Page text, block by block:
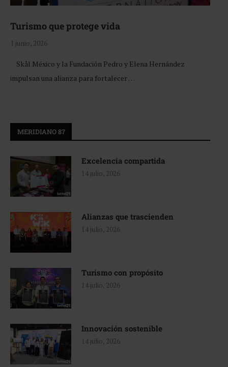
Turismo que protege vida
1 junio, 2026
Skål México y la Fundación Pedro y Elena Hernández
impulsan una alianza para fortalecer …
MERIDIANO 87
Excelencia compartida
14 julio, 2026
Alianzas que trascienden
14 julio, 2026
Turismo con propósito
14 julio, 2026
Innovación sostenible
14 julio, 2026